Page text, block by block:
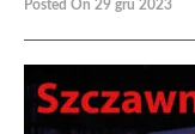
Posted On 29 gru 2023